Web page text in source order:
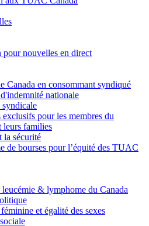
pour nouvelles en direct
Canada en consommant syndiqué
nationale
exclusifs pour les membres du
leurs families
la sécurité
de bourses pour l’équité des TUAC
leucémie & lymphome du Canada
et égalité des sexes